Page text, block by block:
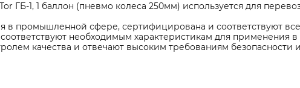
ГБ-1, 1 баллон (пневмо колеса 250мм) используется для
в промышленной сфере, сертифицирована и соответствуют
необходимым характеристикам для
качества и отвечают высоким требованиям безопасности